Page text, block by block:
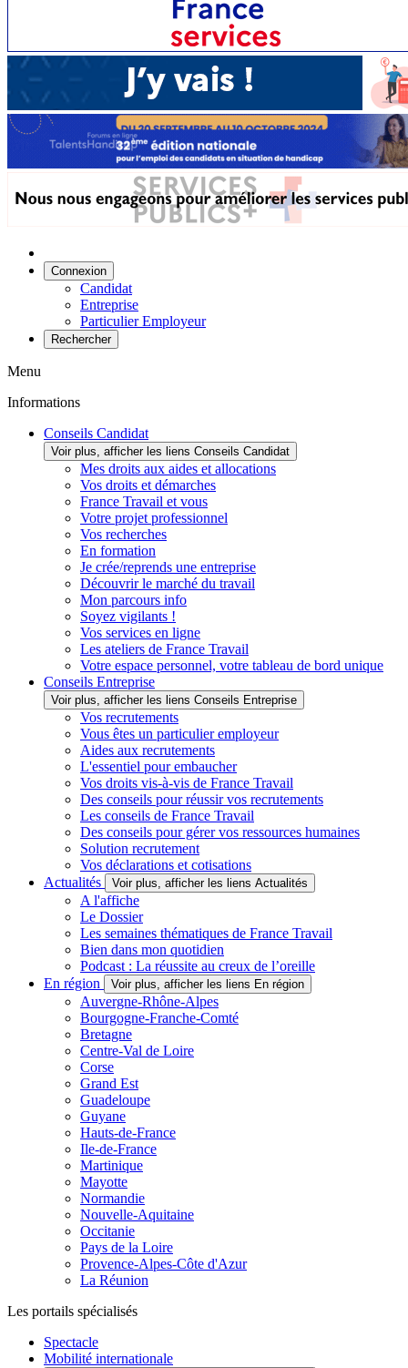
Connexion
Candidat
Entreprise
Particulier Employeur
Rechercher
Menu
Informations
Conseils Candidat
Voir plus, afficher les liens Conseils Candidat
Mes droits aux aides et allocations
Vos droits et démarches
France Travail et vous
Votre projet professionnel
Vos recherches
En formation
Je crée/reprends une entreprise
Découvrir le marché du travail
Mon parcours info
Soyez vigilants !
Vos services en ligne
Les ateliers de France Travail
Votre espace personnel, votre tableau de bord unique
Conseils Entreprise
Voir plus, afficher les liens Conseils Entreprise
Vos recrutements
Vous êtes un particulier employeur
Aides aux recrutements
L'essentiel pour embaucher
Vos droits vis-à-vis de France Travail
Des conseils pour réussir vos recrutements
Les conseils de France Travail
Des conseils pour gérer vos ressources humaines
Solution recrutement
Vos déclarations et cotisations
Actualités
Voir plus, afficher les liens Actualités
A l'affiche
Le Dossier
Les semaines thématiques de France Travail
Bien dans mon quotidien
Podcast : La réussite au creux de l’oreille
En région
Voir plus, afficher les liens En région
Auvergne-Rhône-Alpes
Bourgogne-Franche-Comté
Bretagne
Centre-Val de Loire
Corse
Grand Est
Guadeloupe
Guyane
Hauts-de-France
Ile-de-France
Martinique
Mayotte
Normandie
Nouvelle-Aquitaine
Occitanie
Pays de la Loire
Provence-Alpes-Côte d'Azur
La Réunion
Les portails spécialisés
Spectacle
Mobilité internationale